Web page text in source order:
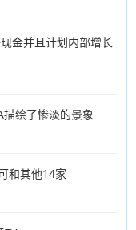
金并且计划内部增长
绘了惨淡的景象
和其他14家